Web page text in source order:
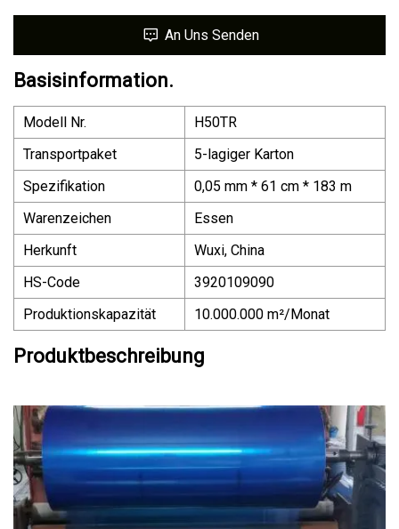
An Uns Senden
Basisinformation.
Modell Nr.
H50TR
Transportpaket
5-lagiger Karton
Spezifikation
0,05 mm * 61 cm * 183 m
Warenzeichen
Essen
Herkunft
Wuxi, China
HS-Code
3920109090
Produktionskapazität
10.000.000 m²/Monat
Produktbeschreibung